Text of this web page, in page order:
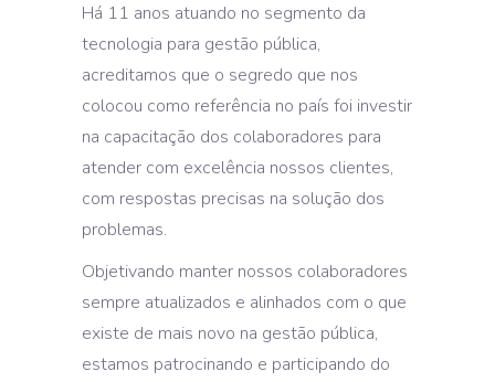
Há 11 anos atuando no segmento da
tecnologia para gestão pública,
acreditamos que o segredo que nos
colocou como referência no país foi investir
na capacitação dos colaboradores para
atender com excelência nossos clientes,
com respostas precisas na solução dos
problemas.
Objetivando manter nossos colaboradores
sempre atualizados e alinhados com o que
existe de mais novo na gestão pública,
estamos patrocinando e participando do